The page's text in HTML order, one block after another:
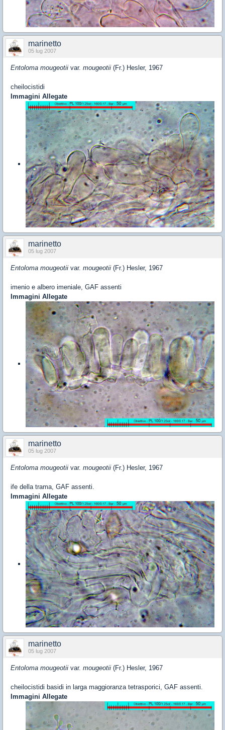
marinetto
05 lug 2007
Entoloma mougeotii var. mougeotii (Fr.) Hesler, 1967
cheilocistidi
Immagini Allegate
marinetto
05 lug 2007
Entoloma mougeotii var. mougeotii (Fr.) Hesler, 1967
imenio e albero imeniale, GAF assenti
Immagini Allegate
marinetto
05 lug 2007
Entoloma mougeotii var. mougeotii (Fr.) Hesler, 1967
ife della trama, GAF assenti.
Immagini Allegate
marinetto
05 lug 2007
Entoloma mougeotii var. mougeotii (Fr.) Hesler, 1967
cheilocistidi basidi in larga maggioranza tetrasporici, GAF assenti.
Immagini Allegate